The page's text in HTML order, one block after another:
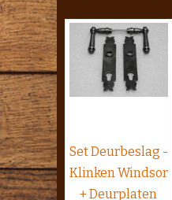
Set Deurbeslag -
Klinken Windsor
+ Deurplaten